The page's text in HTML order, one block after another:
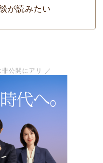
が読みたい
公開にアリ ／